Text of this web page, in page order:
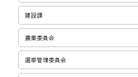
建設課
農業委員会
選挙管理委員会